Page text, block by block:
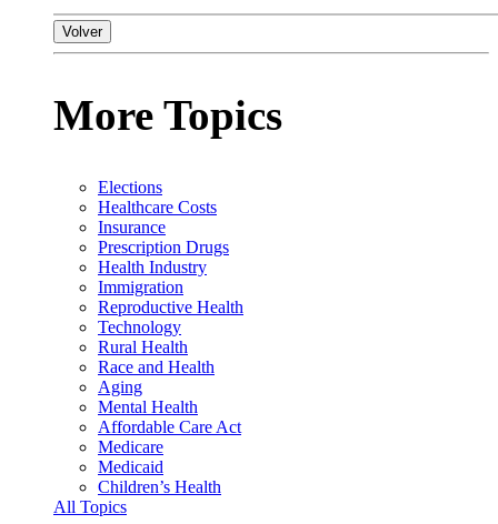
Volver
More Topics
Elections
Healthcare Costs
Insurance
Prescription Drugs
Health Industry
Immigration
Reproductive Health
Technology
Rural Health
Race and Health
Aging
Mental Health
Affordable Care Act
Medicare
Medicaid
Children’s Health
All Topics